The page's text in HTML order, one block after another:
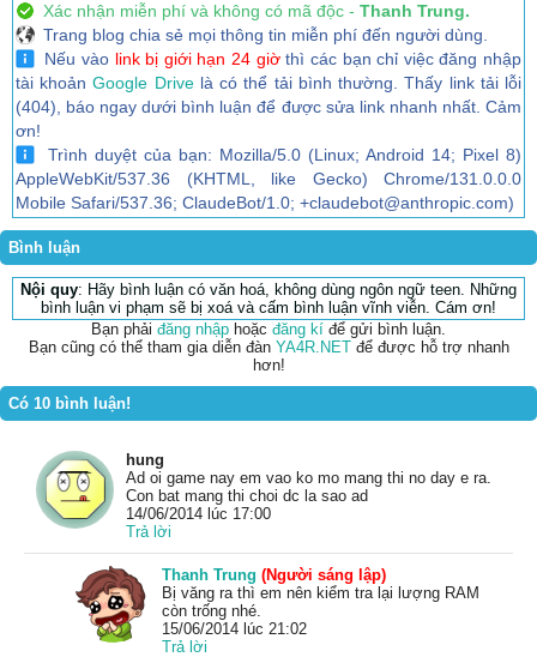
Xác nhận miễn phí và không có mã độc - Thanh Trung.
Trang blog chia sẻ mọi thông tin miễn phí đến người dùng.
Nếu vào link bị giới hạn 24 giờthì các bạn chỉ việc đăng nhập
tài khoảnGoogle Drivelà có thể tải bình thường. Thấy link tải lỗi
(404), báo ngay dưới bình luận để được sửa link nhanh nhất. Cảm
ơn!
Trình duyệt của bạn: Mozilla/5.0 (Linux; Android 14; Pixel 8)
AppleWebKit/537.36 (KHTML, like Gecko) Chrome/131.0.0.0
Mobile Safari/537.36; ClaudeBot/1.0; +claudebot@anthropic.com)
Bình luận
Nội quy: Hãy bình luận có văn hoá, không dùng ngôn ngữ teen. Những
bình luận vi phạm sẽ bị xoá và cấm bình luận vĩnh viễn. Cám ơn!
Bạn phải đăng nhập hoặc đăng kí để gửi bình luận.
Bạn cũng có thể tham gia diễn đàn YA4R.NETđể được hỗ trợ nhanh
hơn!
Có 10 bình luận!
hung
Ad oi game nay em vao ko mo mang thi no day e ra.
Con bat mang thi choi dc la sao ad
14/06/2014 lúc 17:00
Trả lời
Thanh Trung (Người sáng lập)
Bị văng ra thì em nên kiểm tra lại lượng RAM
còn trống nhé.
15/06/2014 lúc 21:02
Trả lời